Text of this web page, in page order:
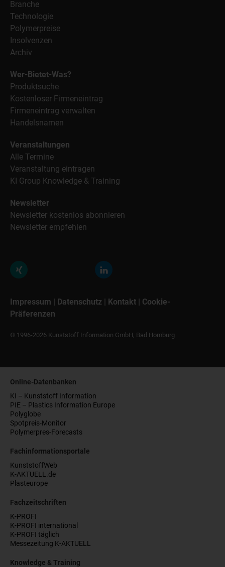
Branche
Technologie
Polymerpreise
Insolvenzen
Archiv
Wer-Bietet-Was?
Produktsuche
Kostenloser Firmeneintrag
Firmeneintrag verwalten
Handelsnamen
Veranstaltungen
Alle Termine
Veranstaltung eintragen
KI Group Knowledge & Training
Newsletter
Newsletter kostenlos abonnieren
Newsletter empfehlen
Impressum | Datenschutz | Kontakt | Cookie-
Präferenzen
© 1996-2026 Kunststoff Information GmbH, Bad Homburg
Online-Datenbanken
KI – Kunststoff Information
PIE – Plastics Information Europe
Polyglobe
Spotpreis-Monitor
Polymerpres-Forecasts
Fachinformationsportale
KunststoffWeb
K-AKTUELL.de
Plasteurope
Fachzeitschriften
K-PROFI
K-PROFI international
K-PROFI täglich
Messezeitung K-AKTUELL
Knowledge & Training